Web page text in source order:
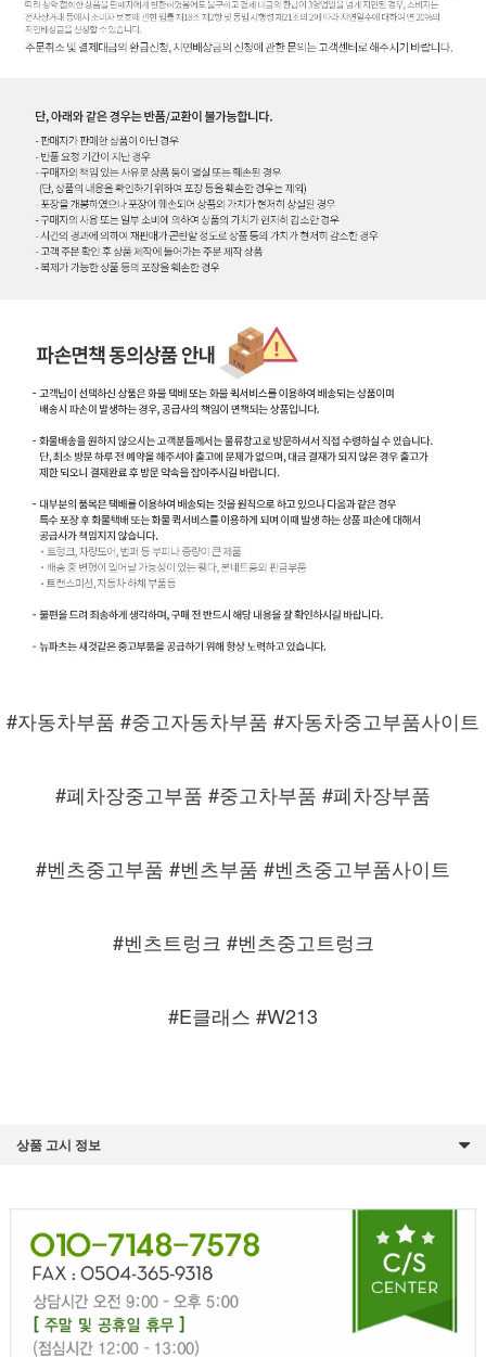
#자동차부품 #중고자동차부품 #자동차중고부품사이트
#폐차장중고부품 #중고차부품 #폐차장부품
#벤츠중고부품 #벤츠부품 #벤츠중고부품사이트
#벤츠트렁크 #벤츠중고트렁크
#E클래스 #W213
상품 고시 정보